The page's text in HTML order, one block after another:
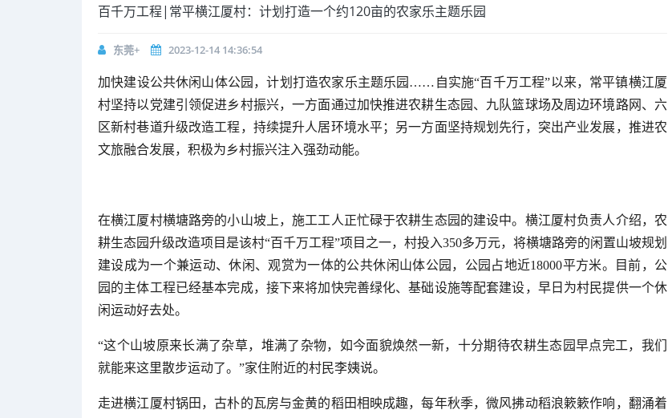
百千万工程|常平横江厦村：计划打造一个约120亩的农家乐主题乐园
东莞+ 2023-12-14 14:36:54
加快建设公共休闲山体公园，计划打造农家乐主题乐园……自实施“百千万工程”以来，常平镇横江厦
村坚持以党建引领促进乡村振兴，一方面通过加快推进农耕生态园、九队篮球场及周边环境路网、六
区新村巷道升级改造工程，持续提升人居环境水平；另一方面坚持规划先行，突出产业发展，推进农
文旅融合发展，积极为乡村振兴注入强劲动能。
在横江厦村横塘路旁的小山坡上，施工工人正忙碌于农耕生态园的建设中。横江厦村负责人介绍，农
耕生态园升级改造项目是该村“百千万工程”项目之一，村投入350多万元，将横塘路旁的闲置山坡规划
建设成为一个兼运动、休闲、观赏为一体的公共休闲山体公园，公园占地近18000平方米。目前，公
园的主体工程已经基本完成，接下来将加快完善绿化、基础设施等配套建设，早日为村民提供一个休
闲运动好去处。
“这个山坡原来长满了杂草，堆满了杂物，如今面貌焕然一新，十分期待农耕生态园早点完工，我们
就能来这里散步运动了。”家住附近的村民李姨说。
走进横江厦村锅田，古朴的瓦房与金黄的稻田相映成趣，每年秋季，微风拂动稻浪簌簌作响，翻涌着